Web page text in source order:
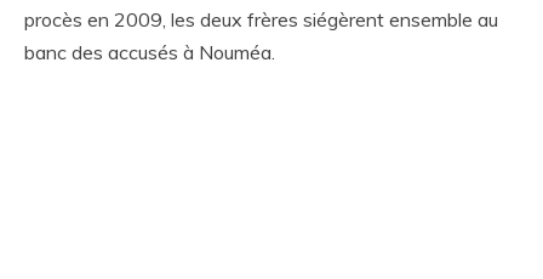
procès en 2009, les deux frères siégèrent ensemble au
banc des accusés à Nouméa.